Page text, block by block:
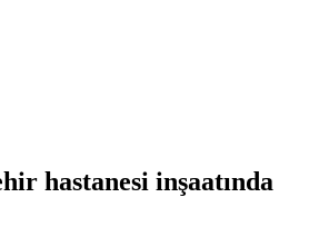
hastanesi inşaatında